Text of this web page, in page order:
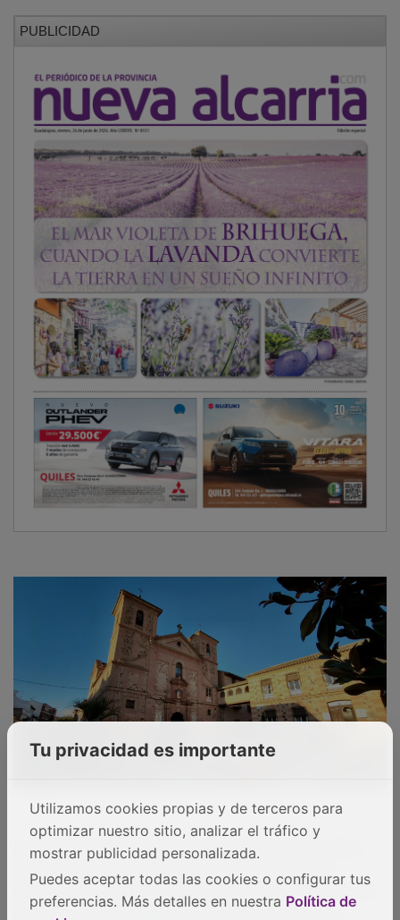
La campaña regional del Orgullo 2026, bajo el lema
“Avancemos con Orgullo”, refuerza esta mirada.
Castilla-La Mancha ha programado actos en las cinco
provincias y Guadalajara abrió la agenda con un
Tu privacidad es importante
Utilizamos cookies propias y de terceros para
optimizar nuestro sitio, analizar el tráfico y
mostrar publicidad personalizada.
Puedes aceptar todas las cookies o configurar tus
preferencias. Más detalles en nuestra Política de